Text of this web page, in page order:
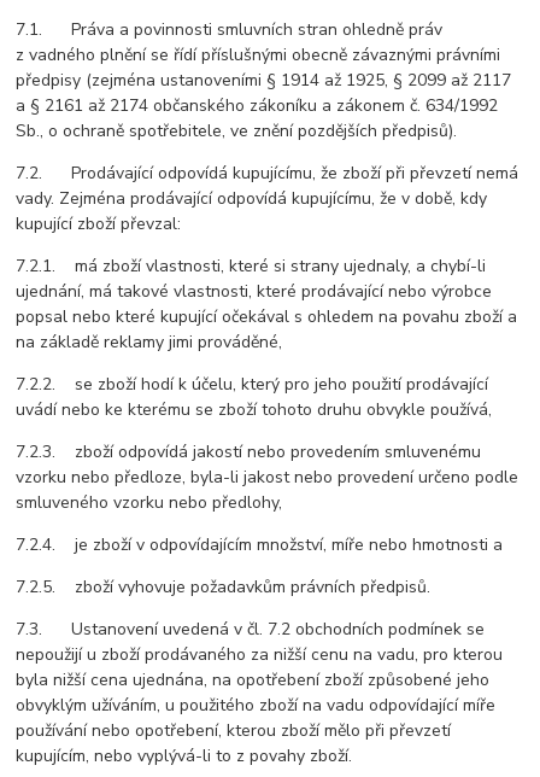
7.1. Práva a povinnosti smluvních stran ohledně práv
z vadného plnění se řídí příslušnými obecně závaznými právními
předpisy (zejména ustanoveními § 1914 až 1925, § 2099 až 2117
a § 2161 až 2174 občanského zákoníku a zákonem č. 634/1992
Sb., o ochraně spotřebitele, ve znění pozdějších předpisů).
7.2. Prodávající odpovídá kupujícímu, že zboží při převzetí nemá
vady. Zejména prodávající odpovídá kupujícímu, že v době, kdy
kupující zboží převzal:
7.2.1. má zboží vlastnosti, které si strany ujednaly, a chybí-li
ujednání, má takové vlastnosti, které prodávající nebo výrobce
popsal nebo které kupující očekával s ohledem na povahu zboží a
na základě reklamy jimi prováděné,
7.2.2. se zboží hodí k účelu, který pro jeho použití prodávající
uvádí nebo ke kterému se zboží tohoto druhu obvykle používá,
7.2.3. zboží odpovídá jakostí nebo provedením smluvenému
vzorku nebo předloze, byla-li jakost nebo provedení určeno podle
smluveného vzorku nebo předlohy,
7.2.4. je zboží v odpovídajícím množství, míře nebo hmotnosti a
7.2.5. zboží vyhovuje požadavkům právních předpisů.
7.3. Ustanovení uvedená v čl. 7.2 obchodních podmínek se
nepoužijí u zboží prodávaného za nižší cenu na vadu, pro kterou
byla nižší cena ujednána, na opotřebení zboží způsobené jeho
obvyklým užíváním, u použitého zboží na vadu odpovídající míře
používání nebo opotřebení, kterou zboží mělo při převzetí
kupujícím, nebo vyplývá-li to z povahy zboží.